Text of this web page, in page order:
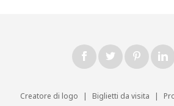
Creatore di logo | Biglietti da visita |